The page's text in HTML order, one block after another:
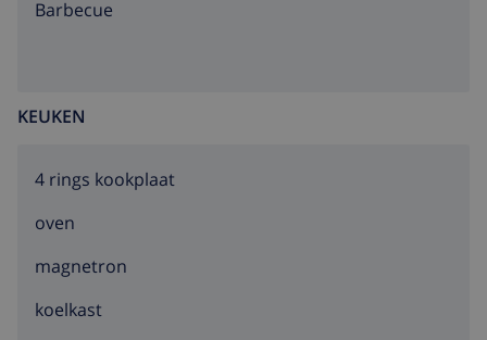
barbecue
KEUKEN
4 rings kookplaat
oven
magnetron
koelkast